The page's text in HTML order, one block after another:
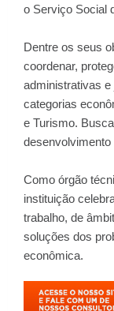
o Serviço Social
Dentre os seus
coordenar,
administrativas
categorias
e Turismo.
desenvolvimento
Como órgão
instituição
trabalho, de
soluções dos
econômica.